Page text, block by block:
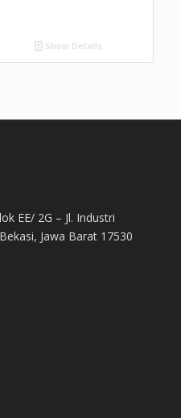
Show Details
EE/ 2G – Jl. Industri
Jawa Barat 17530